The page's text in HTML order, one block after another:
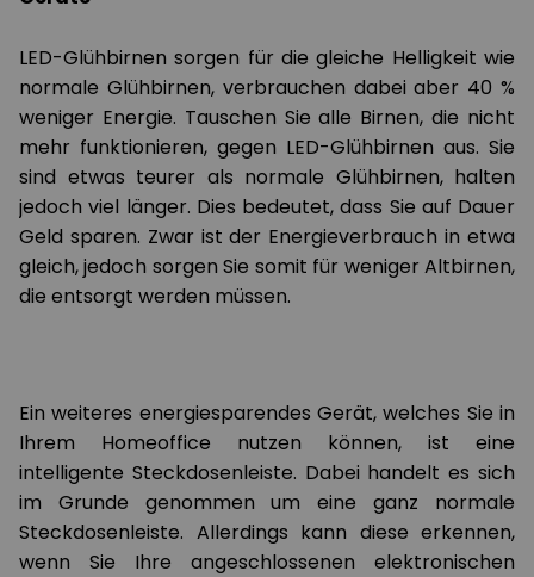
LED-Glühbirnen sorgen für die gleiche Helligkeit wie
normale Glühbirnen, verbrauchen dabei aber 40 %
weniger Energie. Tauschen Sie alle Birnen, die nicht
mehr funktionieren, gegen LED-Glühbirnen aus. Sie
sind etwas teurer als normale Glühbirnen, halten
jedoch viel länger. Dies bedeutet, dass Sie auf Dauer
Geld sparen. Zwar ist der Energieverbrauch in etwa
gleich, jedoch sorgen Sie somit für weniger Altbirnen,
die entsorgt werden müssen.
Ein weiteres energiesparendes Gerät, welches Sie in
Ihrem Homeoffice nutzen können, ist eine
intelligente Steckdosenleiste. Dabei handelt es sich
im Grunde genommen um eine ganz normale
Steckdosenleiste. Allerdings kann diese erkennen,
wenn Sie Ihre angeschlossenen elektronischen